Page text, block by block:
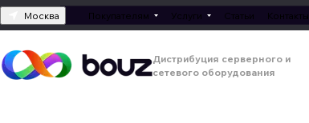
Москва Покупателям Услуги Статьи Контакты
Дистрибуция серверного и
сетевого оборудования